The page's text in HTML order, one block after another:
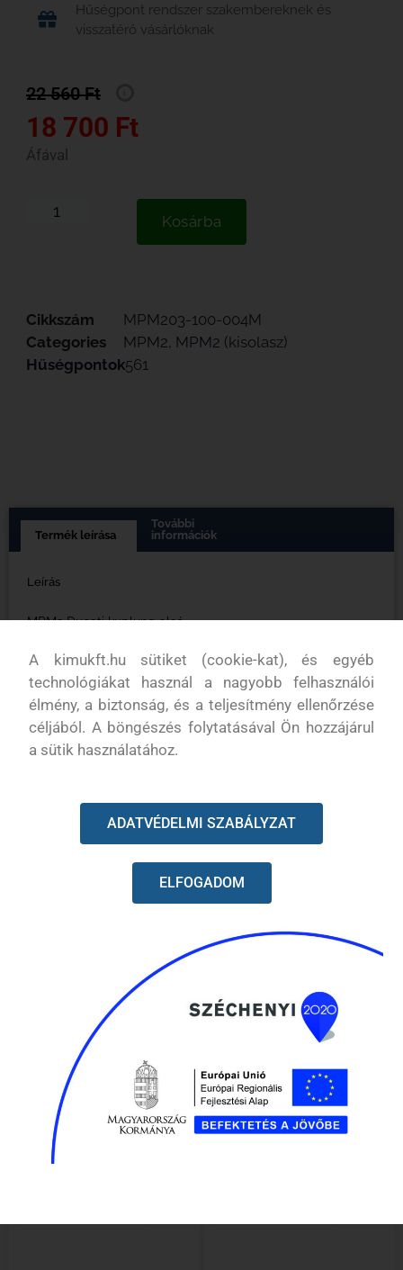
Hűségpont rendszer szakembereknek és
visszatérő vásárlóknak
22 560Ft
18 700 Ft
Áfával
Kosárba
Cikkszám
MPM203-100-004M
Categories
MPM2, MPM2 (kisolasz)
Hűségpontok561
Termék leírása
További
információk
Leírás
MPM2 Ducati kuplung alsó
Utángyártott alkatrész
Megszakitó MPM MPM2, Ducati
6 600
Gázbowden MPM MPM2, Ducati
Elérhető
898Ft
A kimukft.hu sütiket (cookie-kat), és egyéb
technológiákat használ a nagyobb felhasználói
élmény, a biztonság, és a teljesítmény ellenőrzése
céljából. A böngészés folytatásával Ön hozzájárul
a sütik használatához.
ADATVÉDELMI SZABÁLYZAT
ELFOGADOM